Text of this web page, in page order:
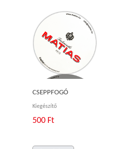
CSEPPFOGÓ
Kiegészítő
500 Ft